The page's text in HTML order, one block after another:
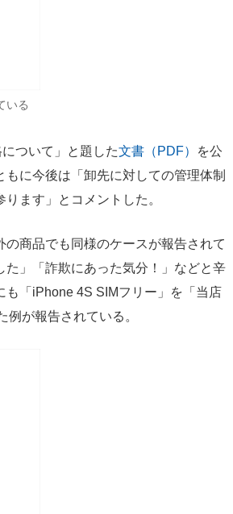
いる
ついて」と題した文書（PDF）
を公
に今後は「卸先に対しての管理体制
ます」とコメントした。
商品でも同様のケースが報告されて
」「詐欺にあった気分！」などと辛
「iPhone 4S SIMフリー」を「当店
が報告されている。